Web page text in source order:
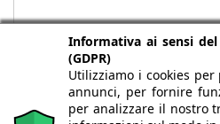
Informativa ai sensi del
(GDPR)
Utilizziamo i cookies
annunci, per fornire
per analizzare il nostro